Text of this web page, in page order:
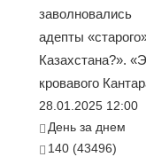
заволновались
адепты
Казахстана?».
кровавого
28.01.2025 12:00
День за днем
140 (43496)